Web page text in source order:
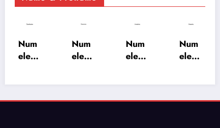
Num
ele
semn
Num
ele
semn
Num
ele
semn
Num
ele
ificați